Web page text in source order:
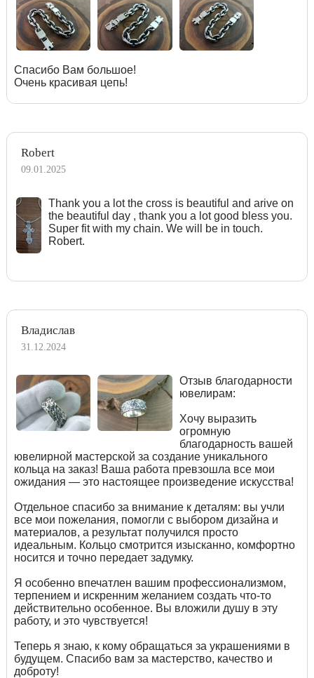
Спасибо Вам большое!
Очень красивая цепь!
Robert
09.01.2025
Тhank you a lot the cross is beautiful and arive on
the beautiful day , thank you a lot good bless you.
Super fit with my chain. We will be in touch.
Robert.
Владислав
31.12.2024
Отзыв благодарности
ювелирам:
Хочу выразить
огромную
благодарность вашей
ювелирной мастерской за создание уникального
кольца на заказ! Ваша работа превзошла все мои
ожидания — это настоящее произведение искусства!
Отдельное спасибо за внимание к деталям: вы учли
все мои пожелания, помогли с выбором дизайна и
материалов, а результат получился просто
идеальным. Кольцо смотрится изысканно, комфортно
носится и точно передает задумку.
Я особенно впечатлен вашим профессионализмом,
терпением и искренним желанием создать что-то
действительно особенное. Вы вложили душу в эту
работу, и это чувствуется!
Теперь я знаю, к кому обращаться за украшениями в
будущем. Спасибо вам за мастерство, качество и
доброту!